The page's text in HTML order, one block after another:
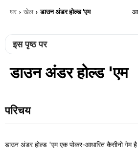
घर › खेल › डाउन अंडर होल्ड 'एम
इस पृष्ठ पर
डाउन अंडर होल्ड 'एम
परिचय
डाउन अंडर होल्ड 'एम एक पोकर-आधारित कैसीनो गेम